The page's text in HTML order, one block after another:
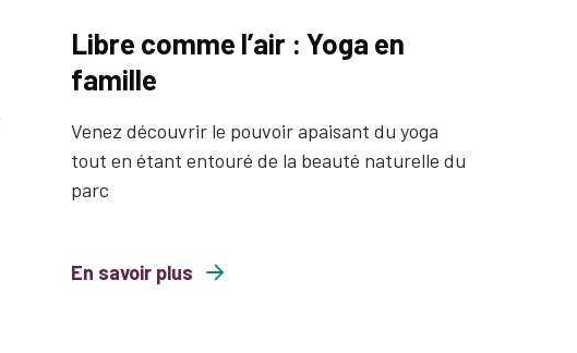
Libre comme l’air : Yoga en
famille
Venez découvrir le pouvoir apaisant du yoga
tout en étant entouré de la beauté naturelle du
parc
En savoir plus
about Libre comme l’air : Yoga en famille